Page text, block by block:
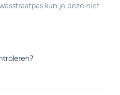
kun je deze niet